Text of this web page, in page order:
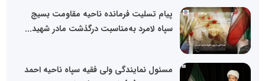
پیام تسلیت فرمانده ناحیه مقاومت بسیج
سپاه لامرد به‌مناسبت درگذشت مادر شهید...
مسئول نمایندگی ولی فقیه سپاه ناحیه احمد